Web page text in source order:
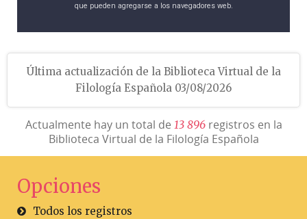
que pueden agregarse a los navegadores web.
Última actualización de la Biblioteca Virtual de la
Filología Española 03/08/2026
Actualmente hay un total de 13 896registros en la
Biblioteca Virtual de la Filología Española
Opciones
Todos los registros